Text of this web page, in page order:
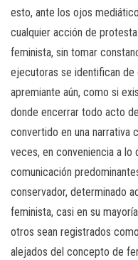
esto, ante los ojos
cualquier acción de
feminista, sin tomar
ejecutoras se identifican de
apremiante aún, como si
donde encerrar todo acto
convertido en una narrativa
veces, en conveniencia a lo
comunicación
conservador, determinado
feminista, casi en su
otros sean registrados
alejados del concepto de